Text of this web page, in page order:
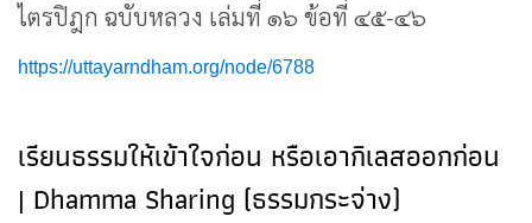
ไตรปิฎก ฉบับหลวง เล่มที่ ๑๖ ข้อที่ ๔๕-๔๖
https://uttayarndham.org/node/6788
เรียนธรรมให้เข้าใจก่อน หรือเอากิเลสออกก่อน
| Dhamma Sharing (ธรรมกระจ่าง)